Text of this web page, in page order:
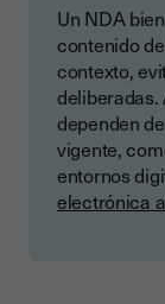
Un NDA
contenido
contexto,
dependen
vigente,
entornos
electrónica